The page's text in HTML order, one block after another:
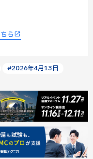
ら
#2026年4月13日